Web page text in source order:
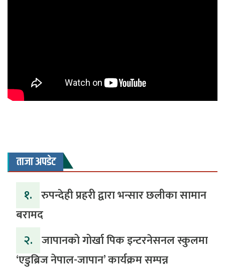
ताजा अपडेट
१. रुपन्देही प्रहरी द्वारा भन्सार छलीका सामान
बरामद
२. जापानको गोर्खा पिक इन्टरनेसनल स्कुलमा
‘एडुब्रिज नेपाल-जापान’ कार्यक्रम सम्पन्न